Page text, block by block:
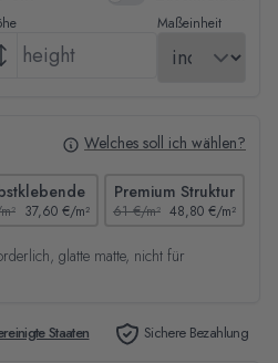
Maßeinheit
Welches soll ich wählen?
37,60 €/m²
Premium Struktur
61 €/m² 48,80 €/m²
glatte matte, nicht für
Staaten Sichere Bezahlung